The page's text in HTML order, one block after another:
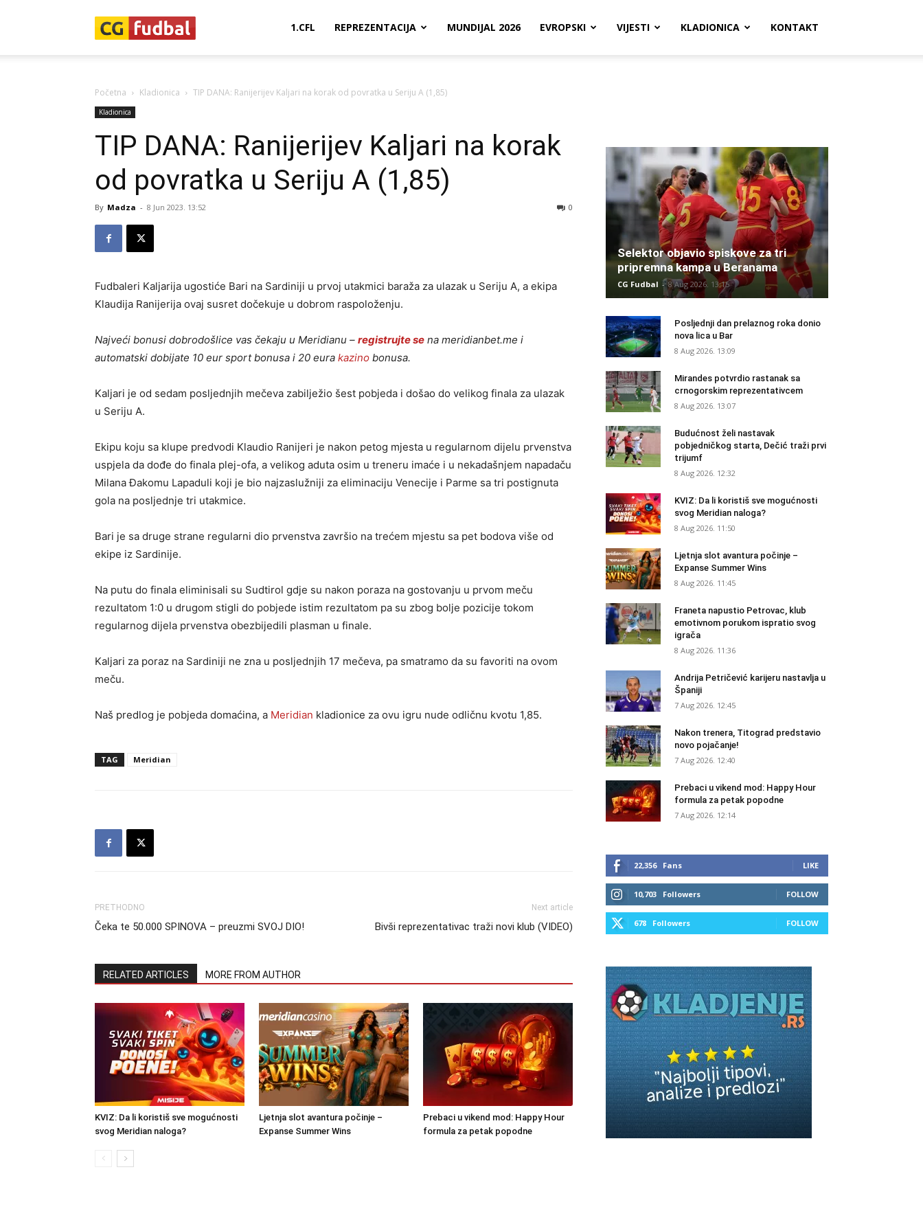
1.CFL REPREZENTACIJA MUNDIJAL 2026 EVROPSKI VIJESTI KLADIONICA KONTAKT
Početna Kladionica TIP DANA: Ranijerijev Kaljari na korak od povratka u Seriju A (1,85)
Kladionica
TIP DANA: Ranijerijev Kaljari na korak
od povratka u Seriju A (1,85)
By Madza - 8 Jun 2023. 13:52 0
Fudbaleri Kaljarija ugostiće Bari na Sardiniji u prvoj utakmici baraža za ulazak u Seriju A, a ekipa
Klaudija Ranijerija ovaj susret dočekuje u dobrom raspoloženju.
Najveći bonusi dobrodošlice vas čekaju u Meridianu – registrujte se na meridianbet.me i
automatski dobijate 10 eur sport bonusa i 20 eura kazino bonusa.
Kaljari je od sedam posljednjih mečeva zabilježio šest pobjeda i došao do velikog finala za ulazak
u Seriju A.
Ekipu koju sa klupe predvodi Klaudio Ranijeri je nakon petog mjesta u regularnom dijelu prvenstva
uspjela da dođe do finala plej-ofa, a velikog aduta osim u treneru imaće i u nekadašnjem napadaču
Milana Đakomu Lapaduli koji je bio najzaslužniji za eliminaciju Venecije i Parme sa tri postignuta
gola na posljednje tri utakmice.
Bari je sa druge strane regularni dio prvenstva završio na trećem mjestu sa pet bodova više od
ekipe iz Sardinije.
Na putu do finala eliminisali su Sudtirol gdje su nakon poraza na gostovanju u prvom meču
rezultatom 1:0 u drugom stigli do pobjede istim rezultatom pa su zbog bolje pozicije tokom
regularnog dijela prvenstva obezbijedili plasman u finale.
Kaljari za poraz na Sardiniji ne zna u posljednjih 17 mečeva, pa smatramo da su favoriti na ovom
meču.
Naš predlog je pobjeda domaćina, a Meridian kladionice za ovu igru nude odličnu kvotu 1,85.
TAG Meridian
PRETHODNO
Čeka te 50.000 SPINOVA – preuzmi SVOJ DIO!
Next article
Bivši reprezentativac traži novi klub (VIDEO)
RELATED ARTICLES MORE FROM AUTHOR
KVIZ: Da li koristiš sve mogućnosti
svog Meridian naloga?
Ljetnja slot avantura počinje –
Expanse Summer Wins
Prebaci u vikend mod: Happy Hour
formula za petak popodne
Selektor objavio spiskove za tri
pripremna kampa u Beranama
CG Fudbal - 8 Aug 2026. 13:15
Posljednji dan prelaznog roka donio
nova lica u Bar
8 Aug 2026. 13:09
Mirandes potvrdio rastanak sa
crnogorskim reprezentativcem
8 Aug 2026. 13:07
Budućnost želi nastavak
pobjedničkog starta, Dečić traži prvi
trijumf
8 Aug 2026. 12:32
KVIZ: Da li koristiš sve mogućnosti
svog Meridian naloga?
8 Aug 2026. 11:50
Ljetnja slot avantura počinje –
Expanse Summer Wins
8 Aug 2026. 11:45
Franeta napustio Petrovac, klub
emotivnom porukom ispratio svog
igrača
8 Aug 2026. 11:36
Andrija Petričević karijeru nastavlja u
Španiji
7 Aug 2026. 12:45
Nakon trenera, Titograd predstavio
novo pojačanje!
7 Aug 2026. 12:40
Prebaci u vikend mod: Happy Hour
formula za petak popodne
7 Aug 2026. 12:14
22,356 Fans LIKE
10,703 Followers FOLLOW
678 Followers FOLLOW